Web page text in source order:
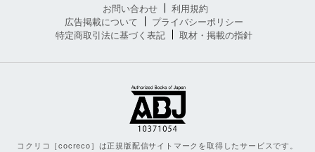
お問い合わせ
利用規約
広告掲載について
プライバシーポリシー
特定商取引法に基づく表記
取材・掲載の指針
コクリコ［cocreco］は正規版配信サイトマークを取得したサービスです。